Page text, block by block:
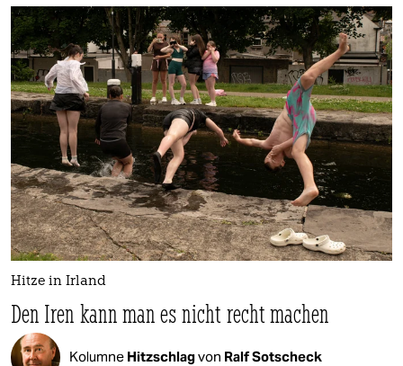
Hitze in Irland
Den Iren kann man es nicht recht machen
Kolumne Hitzschlagvon Ralf Sotscheck